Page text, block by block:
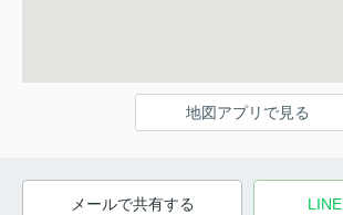
地図アプリで見る
メールで共有する